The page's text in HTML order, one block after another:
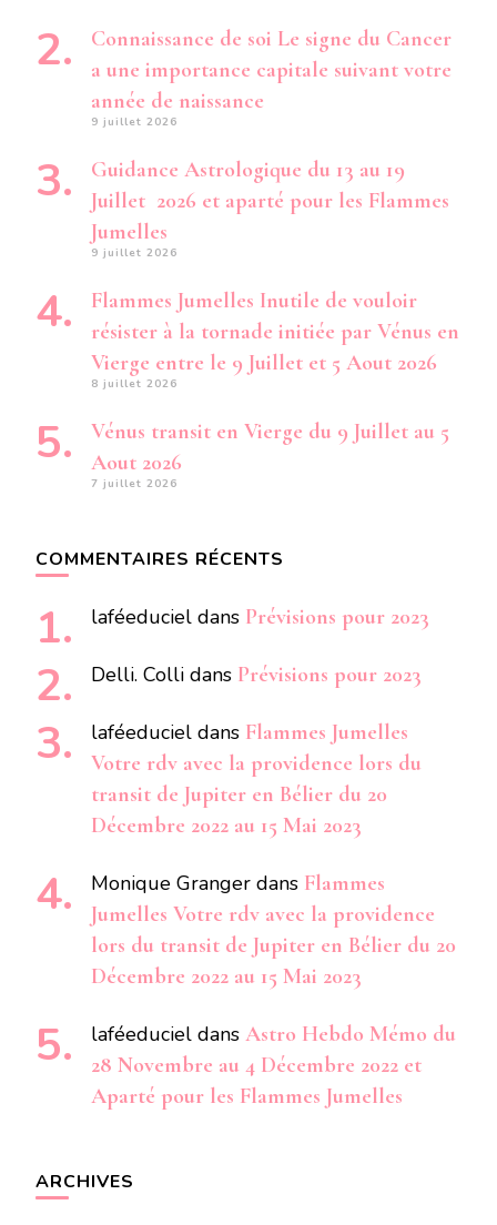
Connaissance de soi Le signe du Cancer
a une importance capitale suivant votre
année de naissance
9 juillet 2026
Guidance Astrologique du 13 au 19
Juillet 2026 et aparté pour les Flammes
Jumelles
9 juillet 2026
Flammes Jumelles Inutile de vouloir
résister à la tornade initiée par Vénus en
Vierge entre le 9 Juillet et 5 Aout 2026
8 juillet 2026
Vénus transit en Vierge du 9 Juillet au 5
Aout 2026
7 juillet 2026
COMMENTAIRES RÉCENTS
laféeduciel dans Prévisions pour 2023
Delli. Colli dans Prévisions pour 2023
laféeduciel dans Flammes Jumelles
Votre rdv avec la providence lors du
transit de Jupiter en Bélier du 20
Décembre 2022 au 15 Mai 2023
Monique Granger dans Flammes
Jumelles Votre rdv avec la providence
lors du transit de Jupiter en Bélier du 20
Décembre 2022 au 15 Mai 2023
laféeduciel dans Astro Hebdo Mémo du
28 Novembre au 4 Décembre 2022 et
Aparté pour les Flammes Jumelles
ARCHIVES